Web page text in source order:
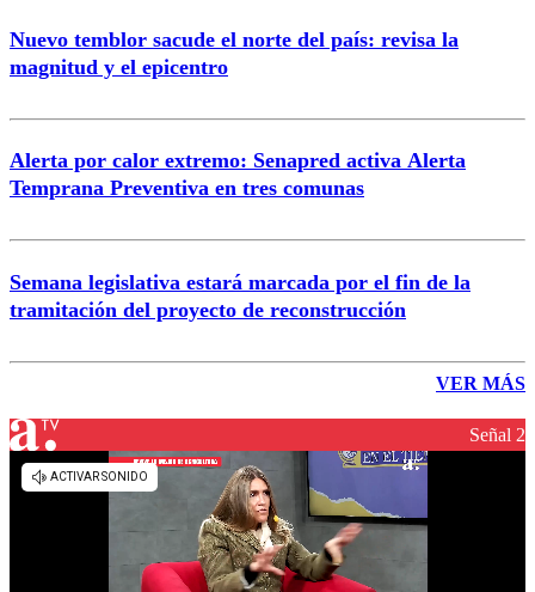
Nuevo temblor sacude el norte del país: revisa la
magnitud y el epicentro
Alerta por calor extremo: Senapred activa Alerta
Temprana Preventiva en tres comunas
Semana legislativa estará marcada por el fin de la
tramitación del proyecto de reconstrucción
VER MÁS
Señal 2